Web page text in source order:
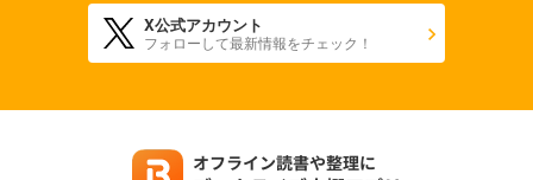
X公式アカウント
フォローして最新情報をチェック！